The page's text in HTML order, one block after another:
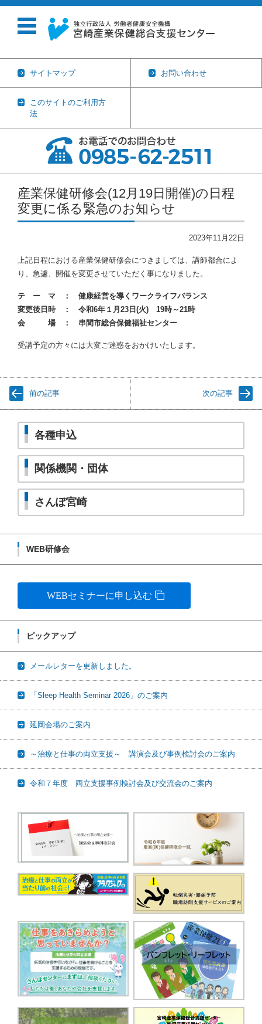
サイトマップ お問い合わせ
このサイトのご利用方
法
コンテンツに移動
産業保健研修会(12月19日開催)の日程
変更に係る緊急のお知らせ
2023年11月22日
上記日程における産業保健研修会につきましては、講師都合によ
り、急遽、開催を変更させていただく事になりました。
テ ー マ ：
健康経営を導くワークライフバランス
変更後日時 ： 令和6年１月23日(火) 19時～21時
会 場 ： 串間市総合保健福祉センター
受講予定の方々には大変ご迷惑をおかけいたします。
前の記事 次の記事
各種申込
関係機関・団体
さんぽ宮崎
WEB研修会
WEBセミナーに申し込む
ピックアップ
メールレターを更新しました。
「Sleep Health Seminar 2026」のご案内
延岡会場のご案内
～治療と仕事の両立支援～ 講演会及び事例検討会のご案内
令和７年度 両立支援事例検討会及び交流会のご案内